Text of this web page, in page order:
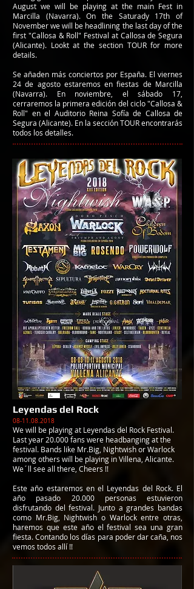
August we will be playing at the main Fest in
Marcilla (Navarra). On the Saturady 17th of
November we will be headlining the last day of the
first "Callosa & Roll" Festival at Callosa de Segura
(Alicante). Lookt at the section TOUR for more
details.
Se añaden más conciertos por España. El viernes
24 de agosto estaremos en fiestas de Marcilla
(Navarra). En noviembre, el sábado 17,
cerraremos la primera edición del ciclo "Callosa &
Roll" en el Auditorio Reina Sofía de Callosa de
Segura (Alicante). En la sección TOUR encontrarás
todos los detalles.
Leyendas del Rock
08-11.08.2018
We will be playing at Leyendas del Rock Festival.
Last year 20.000 fans were headbanging at the
festival. Bands like Mr.Big, Nightwish or Warlock
among others will be playing in Villena, Alicante.
We´ll see all there, Cheers !!
Este año estaremos en el Leyendas del Rock. El
año pasado 20.000 personas estuvieron
disfrutando del festival. Junto a grandes bandas
como Mr.Big, Nightwish o Warlock entre otras,
haremos que este año el festival sea una gran
fiesta. Contando los días para poder dar caña, nos
vemos todos allí !!